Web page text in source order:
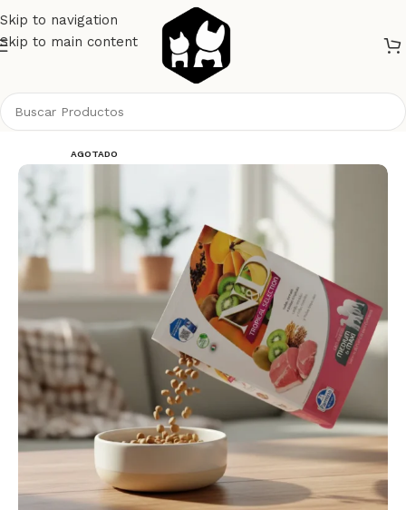
Skip to navigation
Skip to main content
AGOTADO